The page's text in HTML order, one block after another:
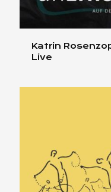
Katrin
Live